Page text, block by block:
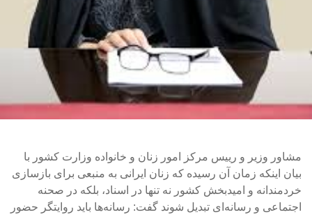
مشاور وزیر و رییس مرکز امور زنان و خانواده وزارت کشور با
بیان اینکه زمان آن رسیده که زنان ایرانی به منبعی برای بازسازی
خردمندانه و امیدبخش کشور نه تنها در اسناد، بلکه در صحنه
اجتماعی و رسانه‌ای تبدیل شوند گفت: رسانه‌ها باید روایتگر حضور